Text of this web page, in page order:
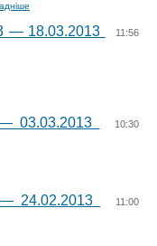
— 18.03.2013
11:56
03.03.2013
10:30
24.02.2013
11:00